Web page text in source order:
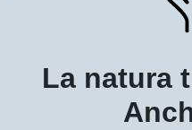
La natura